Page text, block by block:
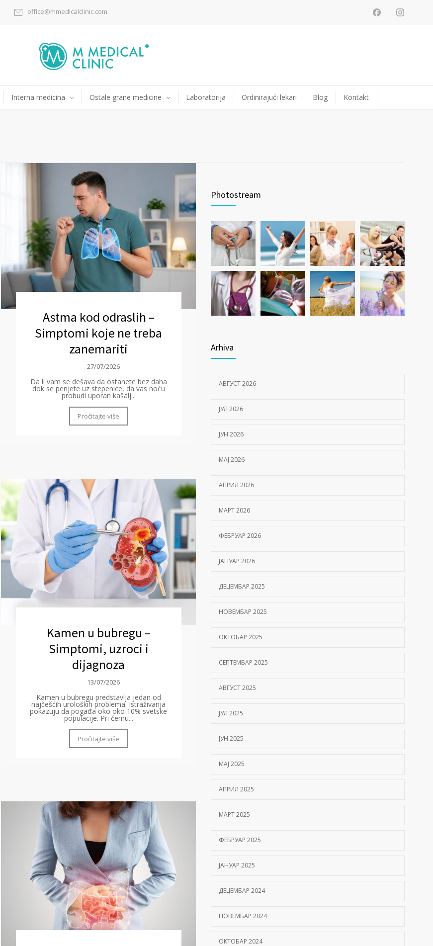
office@mmedicalclinic.com
Interna medicina Ostale grane medicine Laboratorija Ordinirajući lekari Blog Kontakt
Astma kod odraslih –
Simptomi koje ne treba
zanemariti
27/07/2026
Da li vam se dešava da ostanete bez daha
dok se penjete uz stepenice, da vas noću
probudi uporan kašalj...
Pročitajte više
Kamen u bubregu –
Simptomi, uzroci i
dijagnoza
13/07/2026
Kamen u bubregu predstavlja jedan od
najčešćih uroloških problema. Istraživanja
pokazuju da pogađa oko oko 10% svetske
populacije. Pri čemu...
Pročitajte više
Photostream
Arhiva
АВГУСТ 2026
ЈУЛ 2026
ЈУН 2026
МАЈ 2026
АПРИЛ 2026
МАРТ 2026
ФЕБРУАР 2026
ЈАНУАР 2026
ДЕЦЕМБАР 2025
НОВЕМБАР 2025
ОКТОБАР 2025
СЕПТЕМБАР 2025
АВГУСТ 2025
ЈУЛ 2025
ЈУН 2025
МАЈ 2025
АПРИЛ 2025
МАРТ 2025
ФЕБРУАР 2025
ЈАНУАР 2025
ДЕЦЕМБАР 2024
НОВЕМБАР 2024
ОКТОБАР 2024